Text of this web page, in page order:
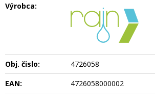
Výrobca:
Obj. čislo:
4726058
EAN:
4726058000002